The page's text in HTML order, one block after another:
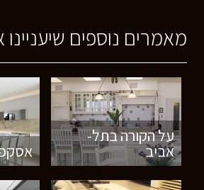
מאמרים נוספים
על הקורה בתל-
אביב